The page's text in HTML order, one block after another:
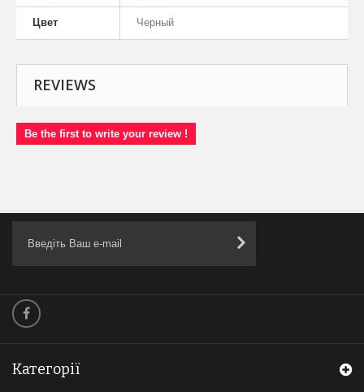
Цвет Черный
REVIEWS
Be the first to write your review !
Категорії